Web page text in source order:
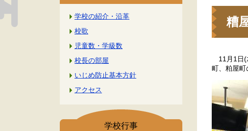
学校の紹介・沿革
校歌
児童数・学級数
校長の部屋
いじめ防止基本方針
アクセス
学校行事
糟
11月1日(
町、粕屋町